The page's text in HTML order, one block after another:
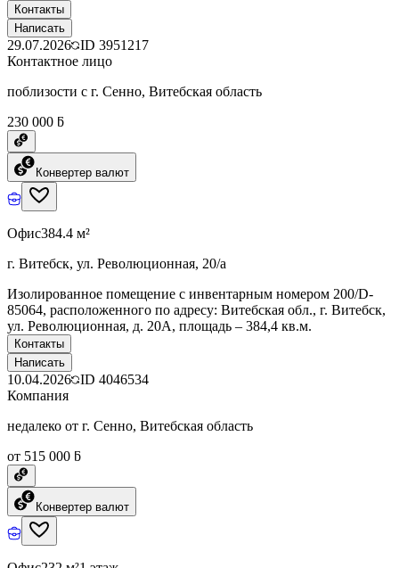
Контакты
Написать
29.07.2026 ID 3951217
Контактное лицо
поблизости с г. Сенно, Витебская область
230 000 ƃ
Конвертер валют
Офис384.4 м²
г. Витебск, ул. Революционная, 20/а
Изолированное помещение с инвентарным номером 200/D-
85064, расположенного по адресу: Витебская обл., г. Витебск,
ул. Революционная, д. 20А, площадь – 384,4 кв.м.
Контакты
Написать
10.04.2026 ID 4046534
Компания
недалеко от г. Сенно, Витебская область
от 515 000 ƃ
Конвертер валют